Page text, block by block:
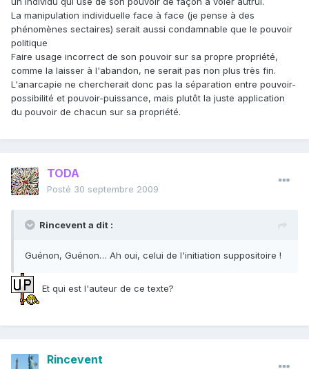
La manipulation individuelle face à face (je pense à des
phénomènes sectaires) serait aussi condamnable que le pouvoir
politique
Faire usage incorrect de son pouvoir sur sa propre propriété,
comme la laisser à l'abandon, ne serait pas non plus très fin.
L'anarcapie ne chercherait donc pas la séparation entre pouvoir-
possibilité et pouvoir-puissance, mais plutôt la juste application
du pouvoir de chacun sur sa propriété.
TODA
Posté 30 septembre 2009
Rincevent a dit :
Guénon, Guénon… Ah oui, celui de l'initiation suppositoire !
Et qui est l'auteur de ce texte?
Rincevent